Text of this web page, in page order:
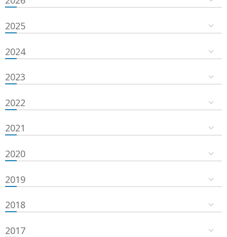
2025
2024
2023
2022
2021
2020
2019
2018
2017